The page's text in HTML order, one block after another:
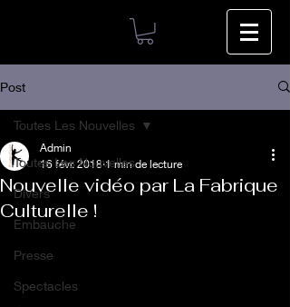
Post
Toutes Les Nouvelles
Divers
Embauche
Presse
Spectacles
Toutes Les Nouvelles
Nouvelle vidéo par La Fabrique
Culturelle !
Admin
16 févr. 2018 1 min de lecture